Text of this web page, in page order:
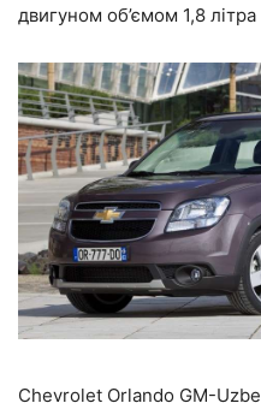
двигуном об’ємом 1,8
Chevrolet Orlando GM-